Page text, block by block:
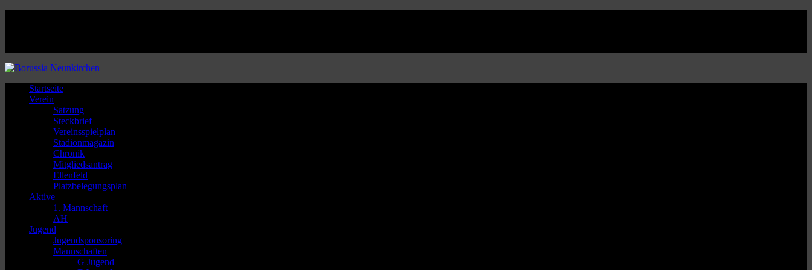
Startseite
Verein
Satzung
Steckbrief
Vereinsspielplan
Stadionmagazin
Chronik
Mitgliedsantrag
Ellenfeld
Platzbelegungsplan
Aktive
1. Mannschaft
AH
Jugend
Jugendsponsoring
Mannschaften
G Jugend